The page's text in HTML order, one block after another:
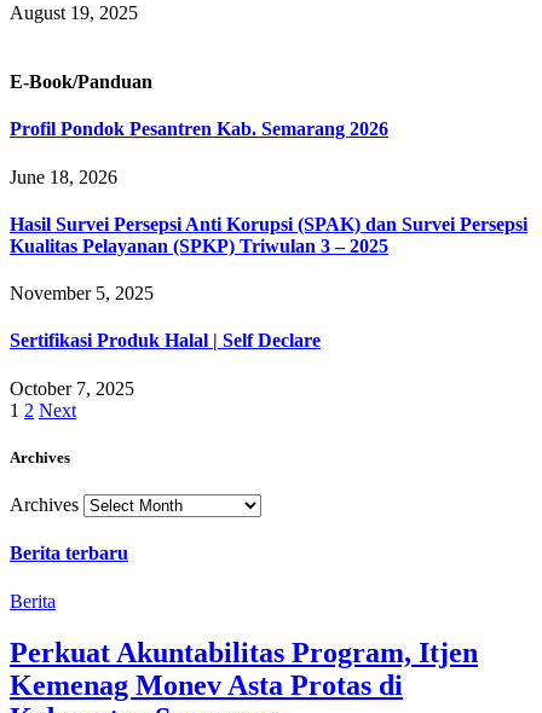
August 19, 2025
E-Book/Panduan
Profil Pondok Pesantren Kab. Semarang 2026
June 18, 2026
Hasil Survei Persepsi Anti Korupsi (SPAK) dan Survei Persepsi
Kualitas Pelayanan (SPKP) Triwulan 3 – 2025
November 5, 2025
Sertifikasi Produk Halal | Self Declare
October 7, 2025
1 2 Next
Archives
Archives
Berita terbaru
Berita
Perkuat Akuntabilitas Program, Itjen
Kemenag Monev Asta Protas di